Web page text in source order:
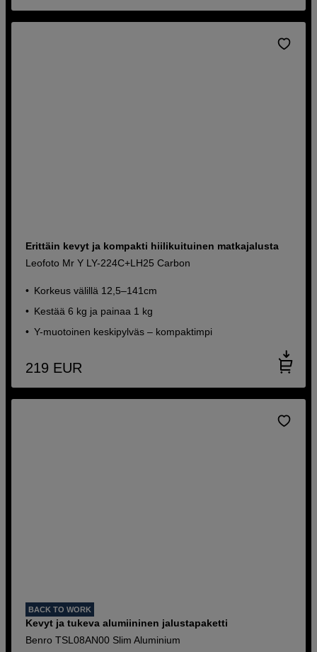
Erittäin kevyt ja kompakti hiilikuituinen matkajalusta
Leofoto Mr Y LY-224C+LH25 Carbon
Korkeus välillä 12,5–141cm
Kestää 6 kg ja painaa 1 kg
Y-muotoinen keskipylväs – kompaktimpi
219 EUR
BACK TO WORK
Kevyt ja tukeva alumiininen jalustapaketti
Benro TSL08AN00 Slim Aluminium